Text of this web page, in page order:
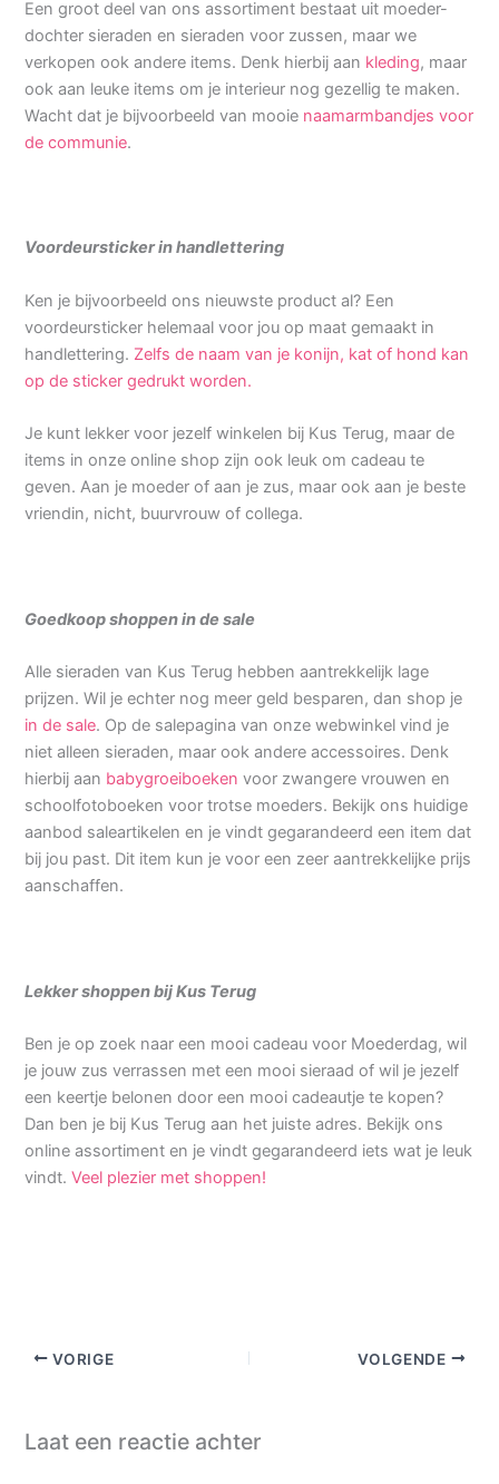
Een groot deel van ons assortiment bestaat uit moeder-
dochter sieraden en sieraden voor zussen, maar we
verkopen ook andere items. Denk hierbij aan kleding, maar
ook aan leuke items om je interieur nog gezellig te maken.
Wacht dat je bijvoorbeeld van mooie naamarmbandjes voor
de communie.
Voordeursticker in handlettering
Ken je bijvoorbeeld ons nieuwste product al? Een
voordeursticker helemaal voor jou op maat gemaakt in
handlettering. Zelfs de naam van je konijn, kat of hond kan
op de sticker gedrukt worden.
Je kunt lekker voor jezelf winkelen bij Kus Terug, maar de
items in onze online shop zijn ook leuk om cadeau te
geven. Aan je moeder of aan je zus, maar ook aan je beste
vriendin, nicht, buurvrouw of collega.
Goedkoop shoppen in de sale
Alle sieraden van Kus Terug hebben aantrekkelijk lage
prijzen. Wil je echter nog meer geld besparen, dan shop je
in de sale. Op de salepagina van onze webwinkel vind je
niet alleen sieraden, maar ook andere accessoires. Denk
hierbij aan babygroeiboeken voor zwangere vrouwen en
schoolfotoboeken voor trotse moeders. Bekijk ons huidige
aanbod saleartikelen en je vindt gegarandeerd een item dat
bij jou past. Dit item kun je voor een zeer aantrekkelijke prijs
aanschaffen.
Lekker shoppen bij Kus Terug
Ben je op zoek naar een mooi cadeau voor Moederdag, wil
je jouw zus verrassen met een mooi sieraad of wil je jezelf
een keertje belonen door een mooi cadeautje te kopen?
Dan ben je bij Kus Terug aan het juiste adres. Bekijk ons
online assortiment en je vindt gegarandeerd iets wat je leuk
vindt.Veel plezier met shoppen!
VORIGE VOLGENDE
Laat een reactie achter